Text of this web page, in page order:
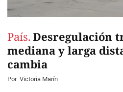
País. Desregulación
mediana y larga
cambia
Por Victoria Marín